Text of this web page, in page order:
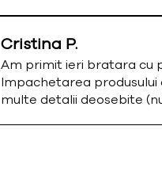
Cristina P.
Am primit ieri bratara cu
Impachetarea
multe detalii deosebite